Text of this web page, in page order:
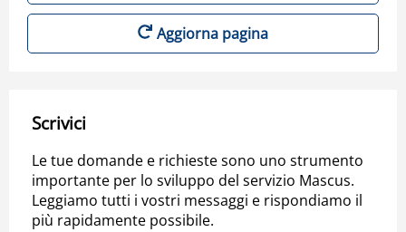
Aggiorna pagina
Scrivici
Le tue domande e richieste sono uno strumento
importante per lo sviluppo del servizio Mascus.
Leggiamo tutti i vostri messaggi e rispondiamo il
più rapidamente possibile.